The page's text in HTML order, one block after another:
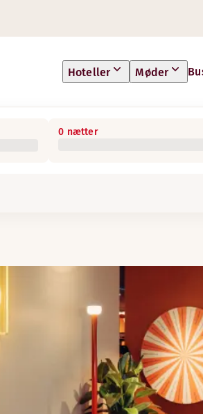
Hoteller Møder
0 nætter